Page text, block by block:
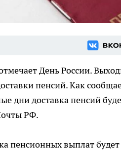
День России.
пенсий. Как
дни доставка пенсий
РФ.
пенсионных выплат